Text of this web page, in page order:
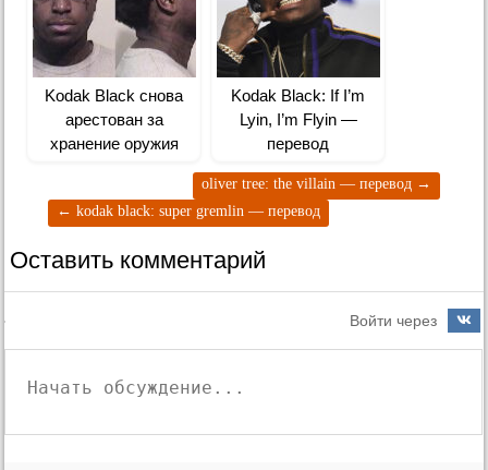
Kodak Black снова
арестован за
хранение оружия
Kodak Black: If I’m
Lyin, I’m Flyin —
перевод
oliver tree: the villain — перевод →
← kodak black: super gremlin — перевод
Оставить комментарий
Войти через